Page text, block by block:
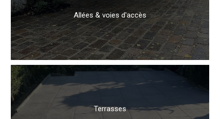
Allées & voies d'accès
Terrasses